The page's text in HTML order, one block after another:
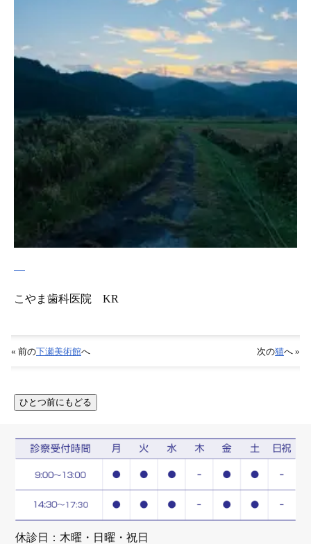
こやま歯科医院 KR
« 前の下瀬美術館へ 次の猫へ »
休診日：木曜・日曜・祝日